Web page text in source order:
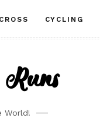
CYCLING
World!